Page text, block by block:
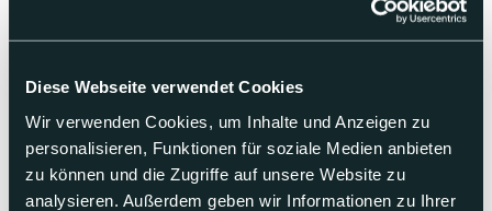
Diese Webseite verwendet Cookies
Wir verwenden Cookies, um Inhalte und Anzeigen zu
personalisieren, Funktionen für soziale Medien anbieten
zu können und die Zugriffe auf unsere Website zu
analysieren. Außerdem geben wir Informationen zu Ihrer